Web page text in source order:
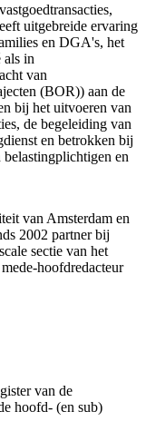
uitgebreide ervaring
en DGA's, het
als in
van
(BOR)) aan de
bij het uitvoeren van
de begeleiding van
en betrokken bij
belastingplichtigen en
van Amsterdam en
2002 partner bij
sectie van het
hoofdredacteur
van de
hoofd- (en sub)